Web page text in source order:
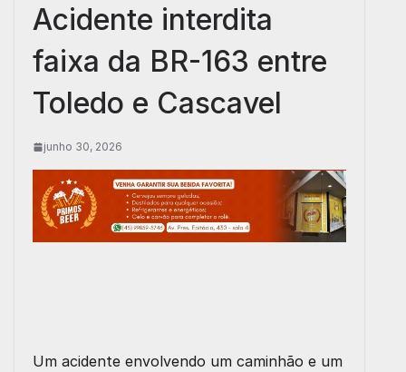
Acidente interdita
faixa da BR-163 entre
Toledo e Cascavel
junho 30, 2026
Um acidente envolvendo um caminhão e um